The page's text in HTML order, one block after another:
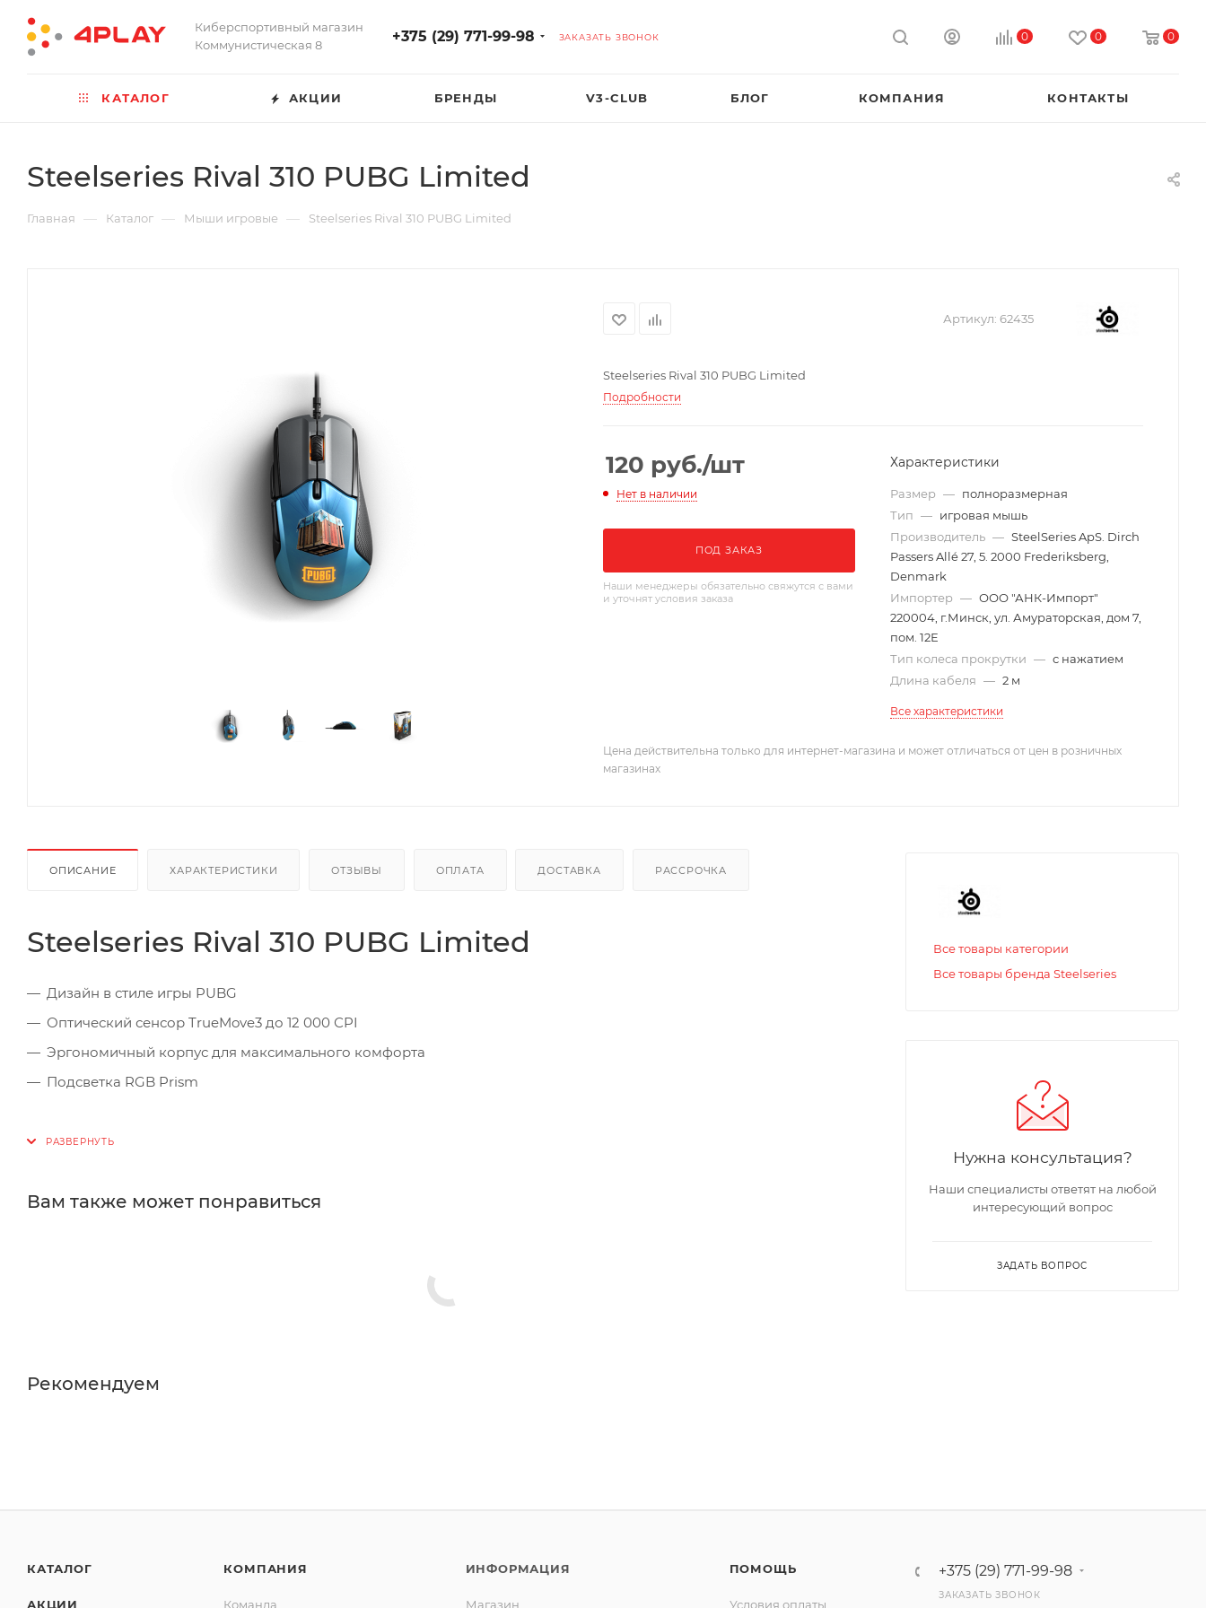
Киберспортивный магазин
Коммунистическая 8
+375 (29) 771-99-98 ЗАКАЗАТЬ ЗВОНОК 0 0 0
КАТАЛОГ АКЦИИ БРЕНДЫ V3-CLUB БЛОГ КОМПАНИЯ КОНТАКТЫ
Steelseries Rival 310 PUBG Limited
Главная — Каталог — Мыши игровые — Steelseries Rival 310 PUBG Limited
Артикул: 62435
Steelseries Rival 310 PUBG Limited
Подробности
120 руб./шт
Нет в наличии
ПОД ЗАКАЗ
Наши менеджеры обязательно свяжутся с вами
и уточнят условия заказа
Характеристики
Размер — полноразмерная
Тип — игровая мышь
Производитель — SteelSeries ApS. Dirch
Passers Allé 27, 5. 2000 Frederiksberg,
Denmark
Импортер — ООО "АНК-Импорт"
220004, г.Минск, ул. Амураторская, дом 7,
пом. 12Е
Тип колеса прокрутки — с нажатием
Длина кабеля — 2 м
Все характеристики
Цена действительна только для интернет-магазина и может отличаться от цен в розничных
магазинах
ОПИСАНИЕ ХАРАКТЕРИСТИКИ ОТЗЫВЫ ОПЛАТА ДОСТАВКА РАССРОЧКА
Steelseries Rival 310 PUBG Limited
Дизайн в стиле игры PUBG
Оптический сенсор TrueMove3 до 12 000 СPI
Эргономичный корпус для максимального комфорта
Подсветка RGB Prism
Вам также может понравиться
Рекомендуем
Все товары категории
Все товары бренда Steelseries
Нужна консультация?
Наши специалисты ответят на любой
интересующий вопрос
ЗАДАТЬ ВОПРОС
КАТАЛОГ
АКЦИИ
КОМПАНИЯ
Команда
ИНФОРМАЦИЯ
Магазин
ПОМОЩЬ
Условия оплаты
+375 (29) 771-99-98
ЗАКАЗАТЬ ЗВОНОК